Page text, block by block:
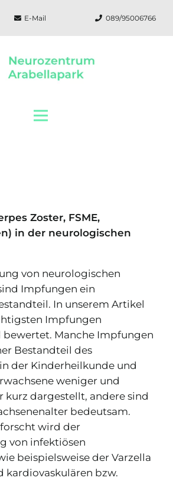
E-Mail 089/95006766
Zoster, FSME,
in der neurologischen
von neurologischen
Impfungen ein
In unserem Artikel
Impfungen
Manche Impfungen
Bestandteil des
der Kinderheilkunde und
weniger und
kurz dargestellt, andere sind
bedeutsam.
wird der
von infektiösen
beispielsweise der Varzella
kardiovaskulären bzw.